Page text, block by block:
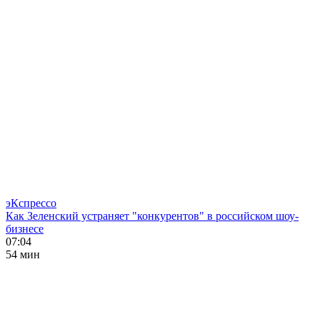
эКспрессо
Как Зеленский устраняет "конкурентов" в российском шоу-
бизнесе
07:04
54 мин